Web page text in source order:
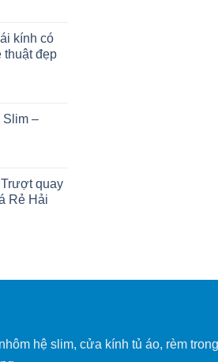
kính có
thuật đẹp
Slim –
quay
Rẻ Hải
hệ slim, cửa kính tủ áo, rèm trong